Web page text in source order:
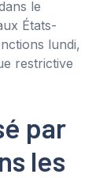
le
États-
lundi,
restrictive
par
les